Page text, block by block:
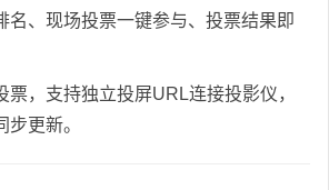
名、现场投票一键参与、投票结果即
票，支持独立投屏URL连接投影仪，
更新。